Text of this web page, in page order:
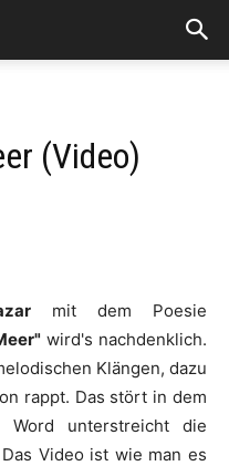
(Video)
mit dem Poesie
wird's nachdenklich.
Klängen, dazu
rappt. Das stört in dem
unterstreicht die
Video ist wie man es